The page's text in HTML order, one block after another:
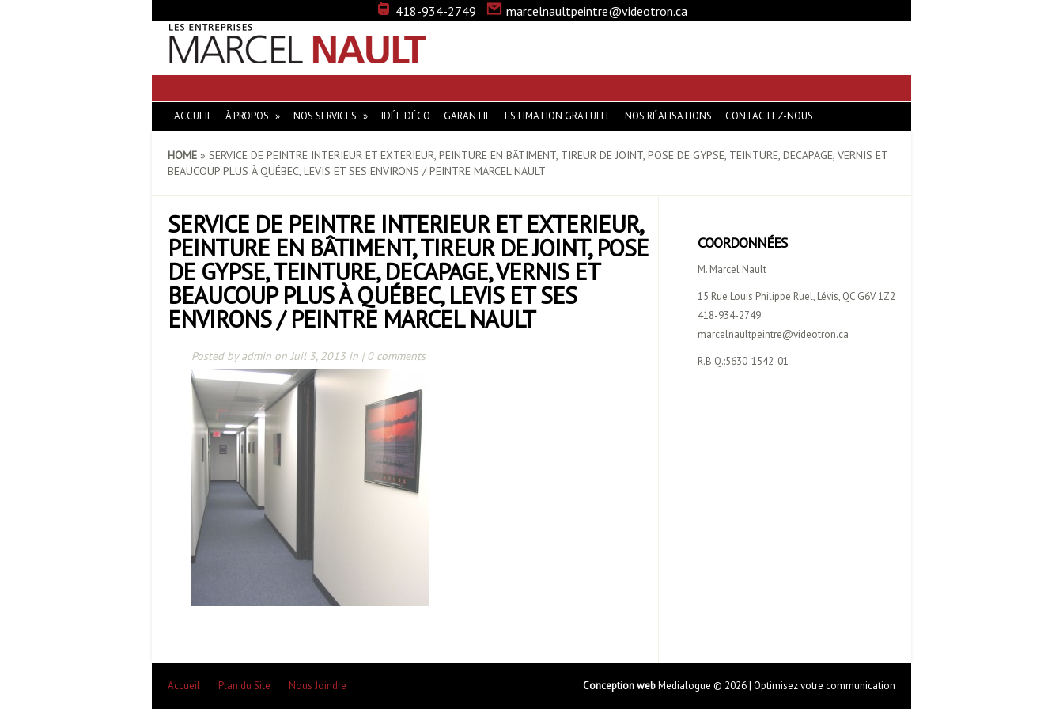
418-934-2749 marcelnaultpeintre@videotron.ca
ACCUEIL À PROPOS NOS SERVICES IDÉE DÉCO GARANTIE ESTIMATION GRATUITE NOS RÉALISATIONS CONTACTEZ-NOUS
HOME » SERVICE DE PEINTRE INTERIEUR ET EXTERIEUR, PEINTURE EN BÂTIMENT, TIREUR DE JOINT, POSE DE GYPSE, TEINTURE, DECAPAGE, VERNIS ET
BEAUCOUP PLUS À QUÉBEC, LEVIS ET SES ENVIRONS / PEINTRE MARCEL NAULT
SERVICE DE PEINTRE INTERIEUR ET EXTERIEUR,
PEINTURE EN BÂTIMENT, TIREUR DE JOINT, POSE
DE GYPSE, TEINTURE, DECAPAGE, VERNIS ET
BEAUCOUP PLUS À QUÉBEC, LEVIS ET SES
ENVIRONS / PEINTRE MARCEL NAULT
Posted byadmin on Juil 3, 2013 in |0 comments
COORDONNÉES
M. Marcel Nault
15 Rue Louis Philippe Ruel, Lévis, QC G6V 1Z2
418-934-2749
marcelnaultpeintre@videotron.ca
R.B.Q.:5630-1542-01
Accueil Plan du Site Nous Joindre Conception webMedialogue © 2026 | Optimisez votre communication